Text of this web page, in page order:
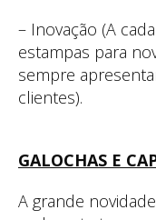
– Inovação (A
estampas para
sempre
clientes).
GALOCHAS E
A grande